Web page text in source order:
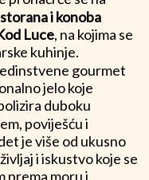
i konoba
Luce, na kojima se
kuhinje.
gourmet
jelo koje
duboku
poviješću i
je više od ukusno
i iskustvo koje se
prema moru i